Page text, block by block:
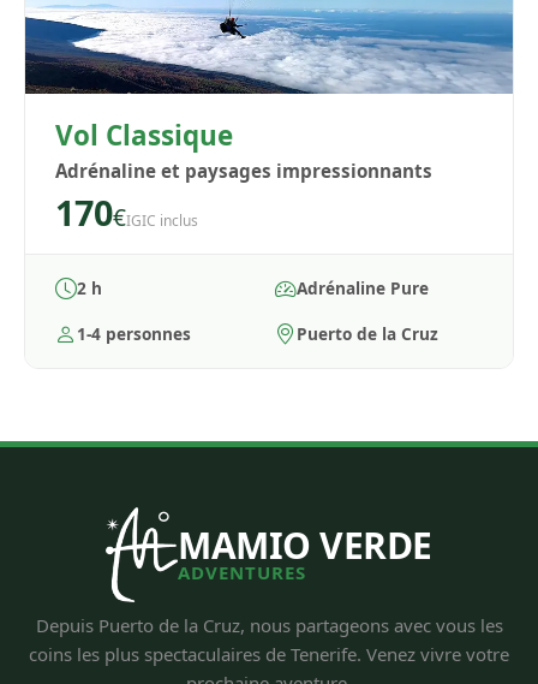
Vol Classique
Adrénaline et paysages impressionnants
170€IGIC inclus
2 h
Adrénaline Pure
1-4 personnes
Puerto de la Cruz
MAMIO VERDE
ADVENTURES
Depuis Puerto de la Cruz, nous partageons avec vous les
coins les plus spectaculaires de Tenerife. Venez vivre votre